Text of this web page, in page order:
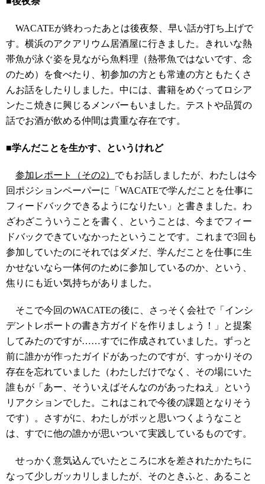
WACATEが終わったあとは後夜祭、早い話が打ち上げで
す。横浜のアクアリウム居酒屋に行きました。きれいな熱
帯魚が泳ぐ姿を見ながら魚料理（熱帯魚ではないです、念
のため）を食べたり、初参加の方とも常連の方ともたくさ
んお話をしたりしました。中には、書籍をめぐってロシア
ンたこ焼きに興じるメンバーもいました。テストや品質の
話でお酒が飲める仲間は貴重な存在です。
■学んだことを生かす、というけれど
参加レポート（その2） でもお話しましたが、わたしは今
回ポジションペーパーに「WACATEで学んだことを仕事に
フィードバックできるようになりたい」と書きました。わ
ざわざこういうことを書く、ということは、今までフィー
ドバックできていなかったということです。これまで3回も
参加していたのにそれではダメだ、学んだことを仕事に生
かせないなら一体何のために参加しているのか、という、
焦りにも近い気持ちがありました。
そこで今回のWACATEの後に、さっそく会社で「インシ
デントレポートの書き方ガイドを作りましょう！」と提案
してみたのですが……すでに作成されていました。ずっと
前に誰かが作ったガイドがあったのですが、すっかりその
存在を忘れていました（わたしだけでなく、その場にいた
誰もが「あー、そういえばそんなのがあったねえ」という
リアクションでした。これはこれで今後の課題となりそう
です）。さすがに、わたしがポッと思いつくようなこと
は、すでに他の誰かが思いついて実践しているものです。
せっかく意気込んでいたところに水を差されたかたちに
なって少しガッカリしましたが、そのときふと、あること